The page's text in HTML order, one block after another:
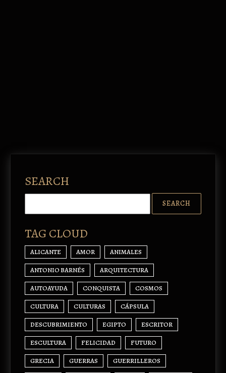
SEARCH
TAG CLOUD
ALICANTE AMOR ANIMALES
ANTONIO BARNÉS ARQUITECTURA
AUTOAYUDA CONQUISTA COSMOS
CULTURA CULTURAS CÁPSULA
DESCUBRIMIENTO EGIPTO ESCRITOR
ESCULTURA FELICIDAD FUTURO
GRECIA GUERRAS GUERRILLEROS